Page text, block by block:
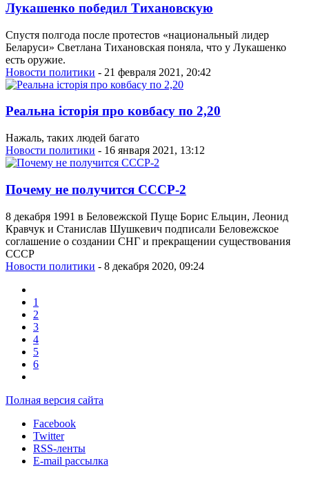
Лукашенко победил Тихановскую
Спустя полгода после протестов «национальный лидер
Беларуси» Светлана Тихановская поняла, что у Лукашенко
есть оружие.
Новости политики - 21 февраля 2021, 20:42
Реальна історія про ковбасу по 2,20
Нажаль, таких людей багато
Новости политики - 16 января 2021, 13:12
Почему не получится СССР-2
8 декабря 1991 в Беловежской Пуще Борис Ельцин, Леонид
Кравчук и Станислав Шушкевич подписали Беловежское
соглашение о создании СНГ и прекращении существования
СССР
Новости политики - 8 декабря 2020, 09:24
1
2
3
4
5
6
Полная версия сайта
Facebook
Twitter
RSS-ленты
E-mail рассылка